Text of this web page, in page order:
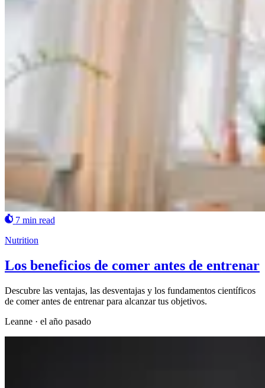
7 min read
Nutrition
Los beneficios de comer antes de entrenar
Descubre las ventajas, las desventajas y los fundamentos científicos
de comer antes de entrenar para alcanzar tus objetivos.
Leanne · el año pasado